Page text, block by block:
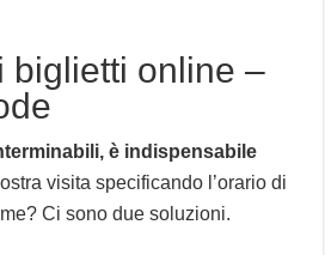
biglietti online –
è indispensabile
visita specificando l’orario di
Ci sono due soluzioni.